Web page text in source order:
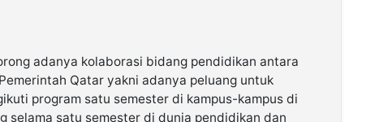
adanya kolaborasi bidang pendidikan antara
Qatar yakni adanya peluang untuk
program satu semester di kampus-kampus di
selama satu semester di dunia pendidikan dan